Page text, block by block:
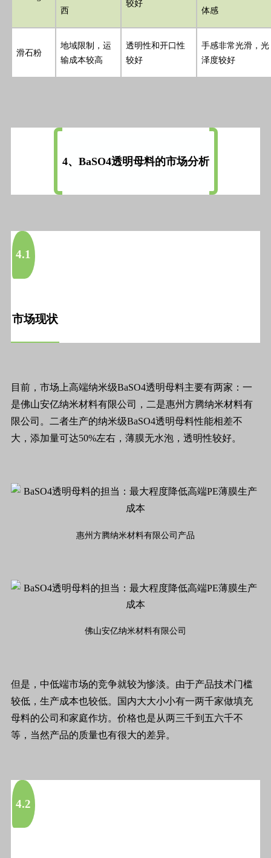
西
较好
体感
滑石粉
地域限制，运
输成本较高
透明性和开口性
较好
手感非常光滑，光
泽度较好
4、BaSO4透明母料的市场分析
4.1
市场现状
目前，市场上高端纳米级BaSO4透明母料主要有两家：一
是佛山安亿纳米材料有限公司，二是惠州方腾纳米材料有
限公司。二者生产的纳米级BaSO4透明母料性能相差不
大，添加量可达50%左右，薄膜无水泡，透明性较好。
惠州方腾纳米材料有限公司产品
佛山安亿纳米材料有限公司
但是，中低端市场的竞争就较为惨淡。由于产品技术门槛
较低，生产成本也较低。国内大大小小有一两千家做填充
母料的公司和家庭作坊。价格也是从两三千到五六千不
等，当然产品的质量也有很大的差异。
4.2